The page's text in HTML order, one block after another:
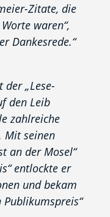
Zitate, die
waren“,
Dankesrede.“
der „Lese-
den Leib
zahlreiche
Mit seinen
an der Mosel“
entlockte er
und bekam